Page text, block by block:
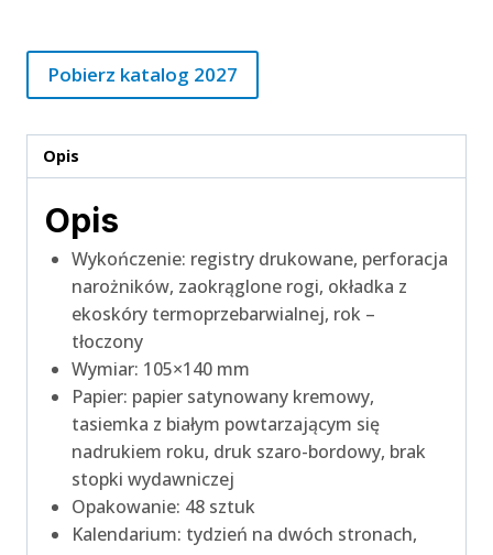
Pobierz katalog 2027
Opis
Opis
Wykończenie: registry drukowane, perforacja
narożników, zaokrąglone rogi, okładka z
ekoskóry termoprzebarwialnej, rok –
tłoczony
Wymiar: 105×140 mm
Papier: papier satynowany kremowy,
tasiemka z białym powtarzającym się
nadrukiem roku, druk szaro-bordowy, brak
stopki wydawniczej
Opakowanie: 48 sztuk
Kalendarium: tydzień na dwóch stronach,